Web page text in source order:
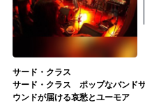
サード・クラス
サード・クラス ポップなバンド
ウンドが届ける哀愁とユーモア